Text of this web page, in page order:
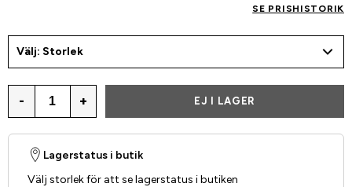
SE PRISHISTORIK
Välj: Storlek
- + EJ I LAGER
Lagerstatus i butik
Välj storlek för att se lagerstatus i butiken